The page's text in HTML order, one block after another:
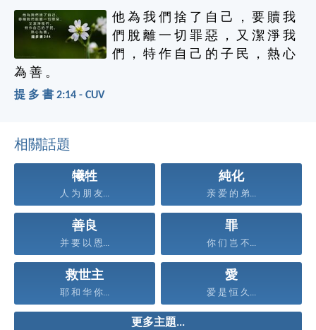
他 為 我 們 捨 了 自 己 ， 要 贖 我
們 脫 離 一 切 罪 惡 ， 又 潔 淨 我
們 ， 特 作 自 己 的 子 民 ， 熱 心
為 善 。
提 多 書 2:14 - CUV
相關話題
犧牲
人 为 朋 友...
純化
亲 爱 的 弟...
善良
并 要 以 恩...
罪
你 们 岂 不...
救世主
耶 和 华 你...
愛
爱 是 恒 久...
更多主題...